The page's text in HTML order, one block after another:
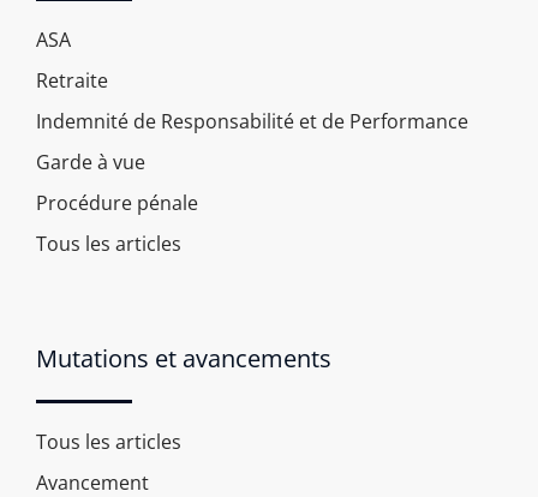
ASA
Retraite
Indemnité de Responsabilité et de Performance
Garde à vue
Procédure pénale
Tous les articles
Mutations et avancements
Tous les articles
Avancement